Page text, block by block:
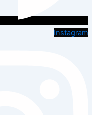
Instagram